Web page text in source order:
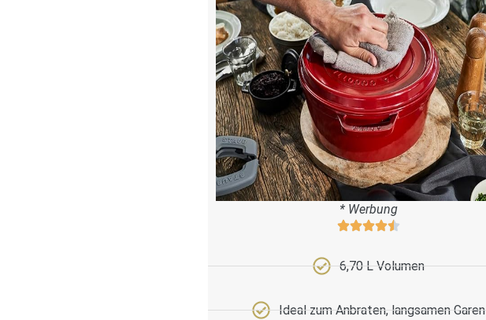
* Werbung
6,70 L Volumen
Ideal zum Anbraten, langsamen Garen